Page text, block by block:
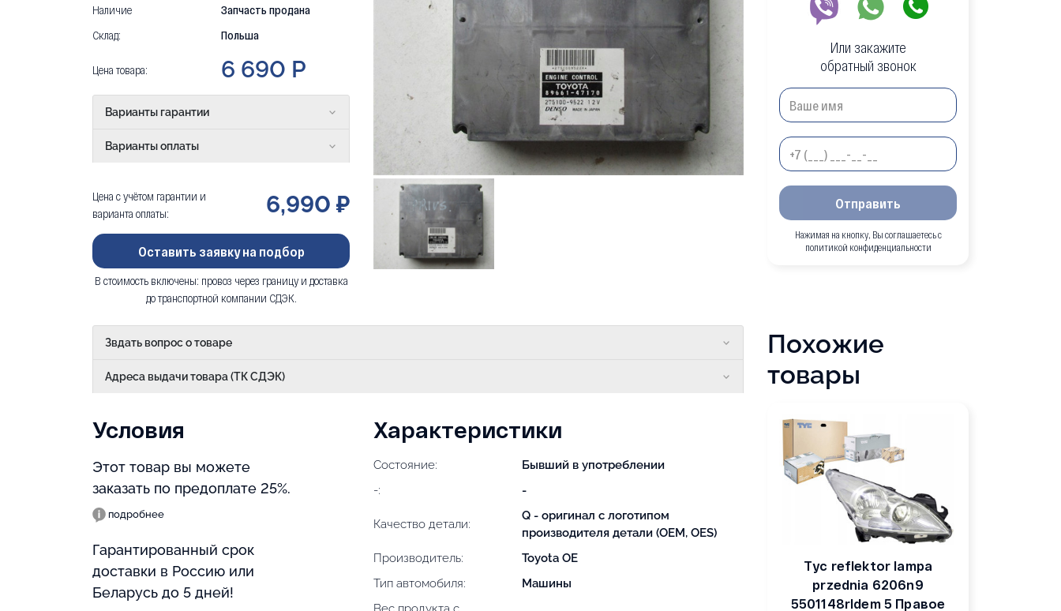
Наличие
Запчасть продана
Склад:
Польша
Цена товара: 6 690 Р
Варианты гарантии
Варианты оплаты
Цена с учётом гарантии и
варианта оплаты:
6,990 ₽
Оставить заявку на подбор
В стоимость включены: провоз через границу и доставка
до транспортной компании СДЭК.
Звдать вопрос о товаре
Адреса выдачи товара (ТК СДЭК)
Условия
Этот товар вы можете
заказать по предоплате 25%.
подробнее
Гарантированный срок
доставки в Россию или
Беларусь до 5 дней!
Характеристики
Состояние:
Бывший в употреблении
-:
-
Качество детали:
Q - оригинал с логотипом
производителя детали (OEM, OES)
Производитель:
Toyota OE
Тип автомобиля:
Машины
Или закажите
обратный звонок
Отправить
Нажимая на кнопку, Вы соглашаетесь с
политикой конфиденциальности
Похожие
товары
Tyc reflektor lampa
przednia 6206n9
5501148rldem 5 Правое